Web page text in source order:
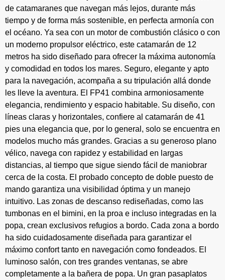
de catamaranes que navegan más lejos, durante más
tiempo y de forma más sostenible, en perfecta armonía con
el océano. Ya sea con un motor de combustión clásico o con
un moderno propulsor eléctrico, este catamarán de 12
metros ha sido diseñado para ofrecer la máxima autonomía
y comodidad en todos los mares. Seguro, elegante y apto
para la navegación, acompaña a su tripulación allá donde
les lleve la aventura. El FP41 combina armoniosamente
elegancia, rendimiento y espacio habitable. Su diseño, con
líneas claras y horizontales, confiere al catamarán de 41
pies una elegancia que, por lo general, solo se encuentra en
modelos mucho más grandes. Gracias a su generoso plano
vélico, navega con rapidez y estabilidad en largas
distancias, al tiempo que sigue siendo fácil de maniobrar
cerca de la costa. El probado concepto de doble puesto de
mando garantiza una visibilidad óptima y un manejo
intuitivo. Las zonas de descanso rediseñadas, como las
tumbonas en el bimini, en la proa e incluso integradas en la
popa, crean exclusivos refugios a bordo. Cada zona a bordo
ha sido cuidadosamente diseñada para garantizar el
máximo confort tanto en navegación como fondeados. El
luminoso salón, con tres grandes ventanas, se abre
completamente a la bañera de popa. Un gran pasaplatos